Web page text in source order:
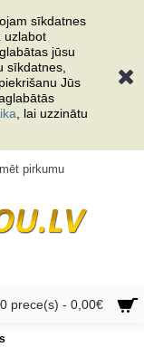
sīkdatnes
uzlabot
jūsu
sīkdatnes,
Jūs
, lai uzzinātu
pirkumu
0 prece(s) - 0,00€